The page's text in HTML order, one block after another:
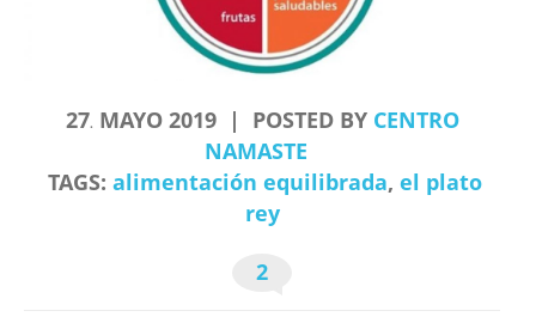
27. MAYO 2019 POSTED BY CENTRO
NAMASTE
TAGS: alimentación equilibrada, el plato
rey
2